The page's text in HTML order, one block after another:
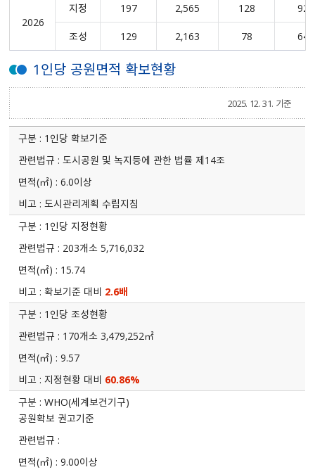
2026
지정 197 2,565 128
920
조성
129 2,163 78 640
1인당 공원면적 확보현황
2025. 12. 31. 기준
1인당 확보기준
도시공원 및 녹지등에 관한 법률 제14조
6.0이상
도시관리계획 수립지침
1인당 지정현황
203개소 5,716,032
15.74
확보기준 대비 2.6배
1인당 조성현황
170개소 3,479,252㎡
9.57
지정현황 대비 60.86%
WHO(세계보건기구)
공원확보 권고기준
9.00이상